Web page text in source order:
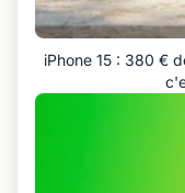
iPhone 15 : 380 €